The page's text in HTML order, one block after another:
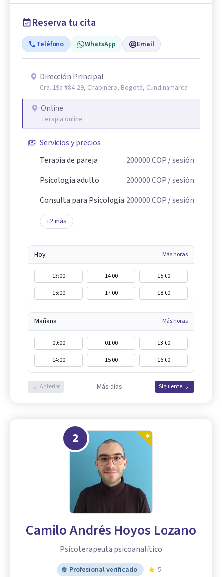
Reserva tu cita
Teléfono WhatsApp Email
Dirección Principal
Cra. 19a #84-29, Chapinero, Bogotá, Cundinamarca
Online
Terapia online
Servicios y precios
Terapia de pareja
200000COP / sesión
Psicología adulto
200000COP / sesión
Consulta para Psicología 200000COP / sesión
+2más
Hoy Más horas
13:00 14:00
15:00
16:00
17:00 18:00
Mañana Más horas
00:00 01:00
13:00
14:00
15:00 16:00
Anterior Más días Siguiente
2
Camilo Andrés Hoyos Lozano
Psicoterapeuta psicoanalítico
Profesional verificado
5